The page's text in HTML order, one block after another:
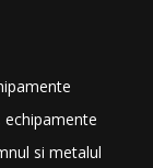
si metalul